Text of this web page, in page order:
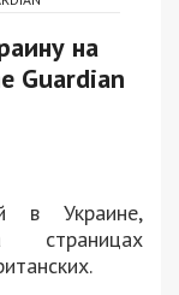
на
Guardian
в Украине,
страницах